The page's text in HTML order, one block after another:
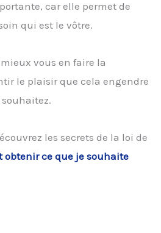
car elle permet de
qui est le vôtre.
vous en faire la
le plaisir que cela engendre
souhaitez.
les secrets de la loi de
obtenir ce que je souhaite